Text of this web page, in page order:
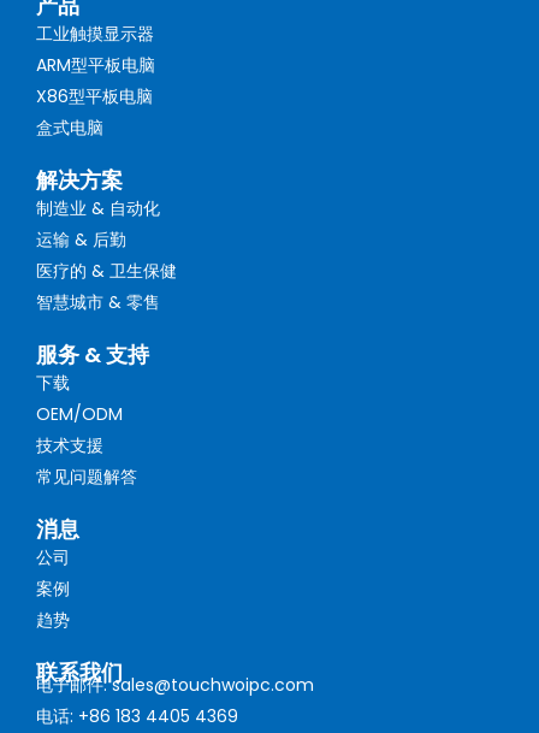
工业触摸显示器
ARM型平板电脑
X86型平板电脑
盒式电脑
解决方案
制造业 & 自动化
运输 & 后勤
医疗的 & 卫生保健
智慧城市 & 零售
服务 & 支持
下载
OEM/ODM
技术支援
常见问题解答
消息
公司
案例
趋势
联系我们
电子邮件: sales@touchwoipc.com
电话: +86 183 4405 4369